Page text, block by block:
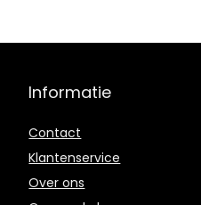
Informatie
Contact
Klantenservice
Over ons